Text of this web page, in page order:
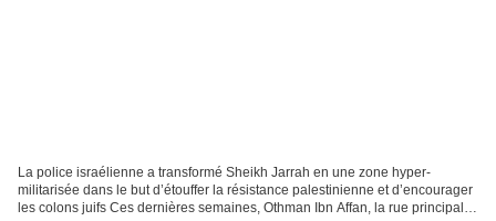
La police israélienne a transformé Sheikh Jarrah en une zone hyper-
militarisée dans le but d’étouffer la résistance palestinienne et d’encourager
les colons juifs Ces dernières semaines, Othman Ibn Affan, la rue principale